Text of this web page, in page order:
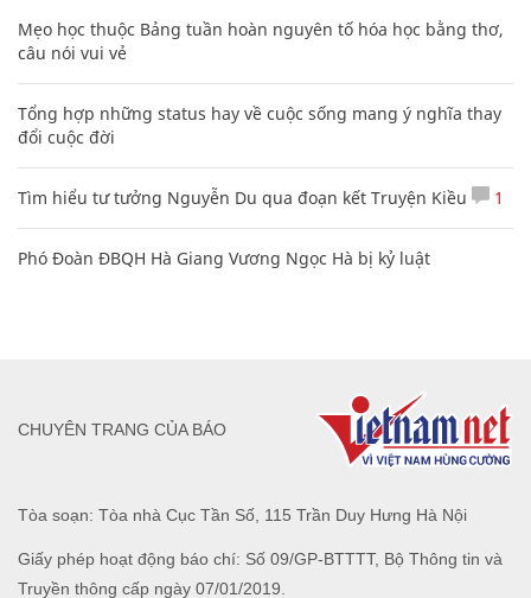
Mẹo học thuộc Bảng tuần hoàn nguyên tố hóa học bằng thơ,
câu nói vui vẻ
Tổng hợp những status hay về cuộc sống mang ý nghĩa thay
đổi cuộc đời
Tìm hiểu tư tưởng Nguyễn Du qua đoạn kết Truyện Kiều 1
Phó Đoàn ĐBQH Hà Giang Vương Ngọc Hà bị kỷ luật
Tòa soạn: Tòa nhà Cục Tần Số, 115 Trần Duy Hưng Hà Nội
Giấy phép hoạt động báo chí: Số 09/GP-BTTTT, Bộ Thông tin và
Truyền thông cấp ngày 07/01/2019.
CHUYÊN TRANG CỦA BÁO